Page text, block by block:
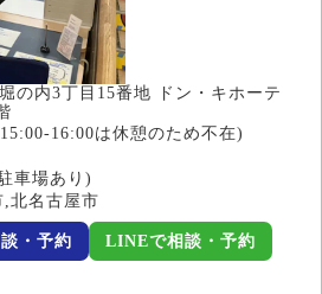
の内3丁目15番地 ドン・キホーテ
16:00は休憩のため不在)
車場あり)
北名古屋市
・予約 LINEで相談・予約